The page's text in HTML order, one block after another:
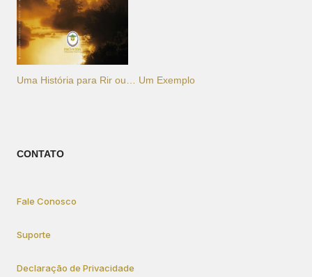
Uma História para Rir ou… Um Exemplo
CONTATO
Fale Conosco
Suporte
Declaração de Privacidade